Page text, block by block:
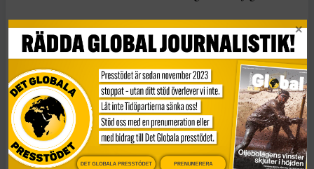
Människan har berikatsmed förmågan att minnas sin
historia och att påverka sin framtid. Därför har vi också
ett stort ansvar att välja hur vi lever nu. Ett ansvar som
följer av den frihet att välja som vi tycks ha så svårt att
hantera.
Just därför menar jag att en av de viktigaste frågorna vi
har att ta i tu med idag, är vad det innebär att vara
människa.
DET GLOBALA PRESSTÖDET PRENUMERERA